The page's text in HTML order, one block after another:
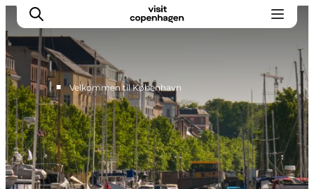
This is Copenhagen
Aktiviteter
Spis & drik
Områder
■ Velkommen til København